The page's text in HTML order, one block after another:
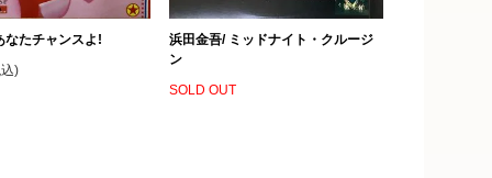
なたチャンスよ!
)
浜田金吾/ ミッドナイト・クルージ
ン
SOLD OUT